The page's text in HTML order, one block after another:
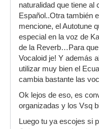
naturalidad que tiene al
Español..Otra también
mencione, el Autotune
especial en la voz de
de la Reverb…Para
Vocaloid je! Y además
utilizar muy bien el
cambia bastante las
Ok lejos de eso, es
organizadas y los Vsq
Luego tu ya escojes si